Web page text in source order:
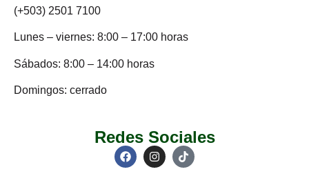
(+503) 2501 7100
Lunes – viernes: 8:00 – 17:00 horas
Sábados: 8:00 – 14:00 horas
Domingos: cerrado
Redes Sociales